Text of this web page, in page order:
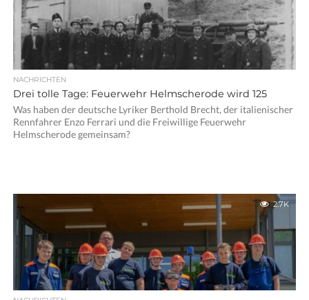
NACHRICHTEN
Drei tolle Tage: Feuerwehr Helmscherode wird 125
Was haben der deutsche Lyriker Berthold Brecht, der italienischer
Rennfahrer Enzo Ferrari und die Freiwillige Feuerwehr
Helmscherode gemeinsam?
2.7K